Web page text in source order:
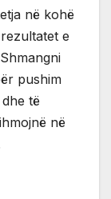
në kohë
e
pushim
të
në